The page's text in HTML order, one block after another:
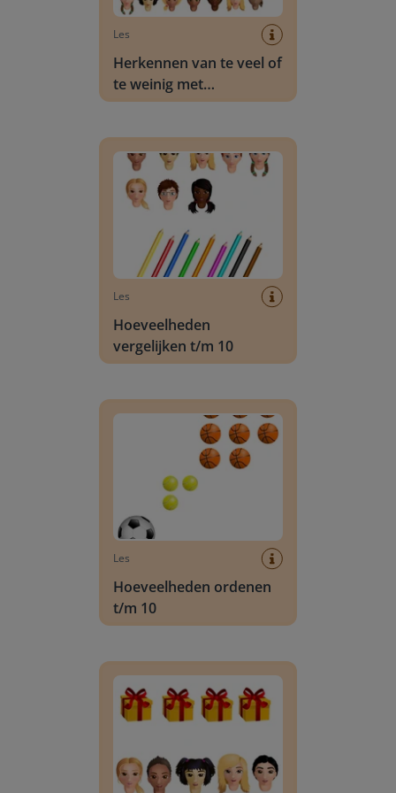
Les
Herkennen van te veel of
te weinig met
hoeveelheden t/m 20
Les
Hoeveelheden
vergelijken t/m 10
Les
Hoeveelheden ordenen
t/m 10